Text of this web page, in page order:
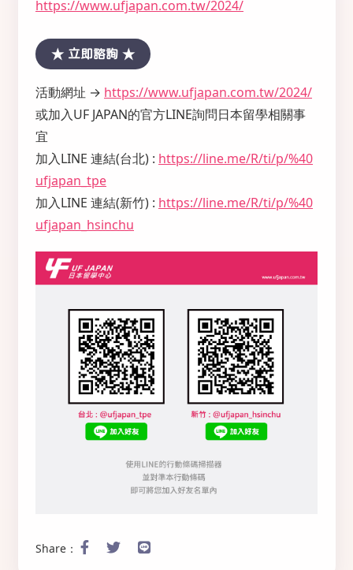
https://www.ufjapan.com.tw/2024/
★ 立即諮詢 ★
活動網址 → https://www.ufjapan.com.tw/2024/
或加入UF JAPAN的官方LINE詢問日本留學相關事
宜
加入LINE 連結(台北) : https://line.me/R/ti/p/%40
ufjapan_tpe
加入LINE 連結(新竹) : https://line.me/R/ti/p/%40
ufjapan_hsinchu
Share：